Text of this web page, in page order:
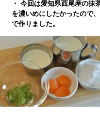
・ 今回は愛知県西尾産の抹
を濃いめにしたかったので
で作りました。